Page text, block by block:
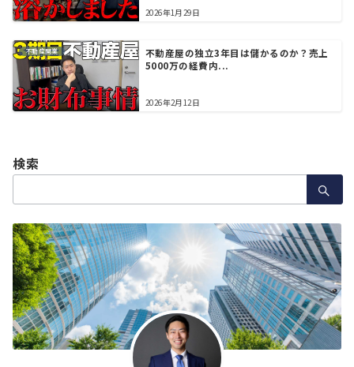
2026年1月29日
不動産開業
不動産屋の独立3年目は儲かるのか？売上
5000万の経費内...
2026年2月12日
検索
索：